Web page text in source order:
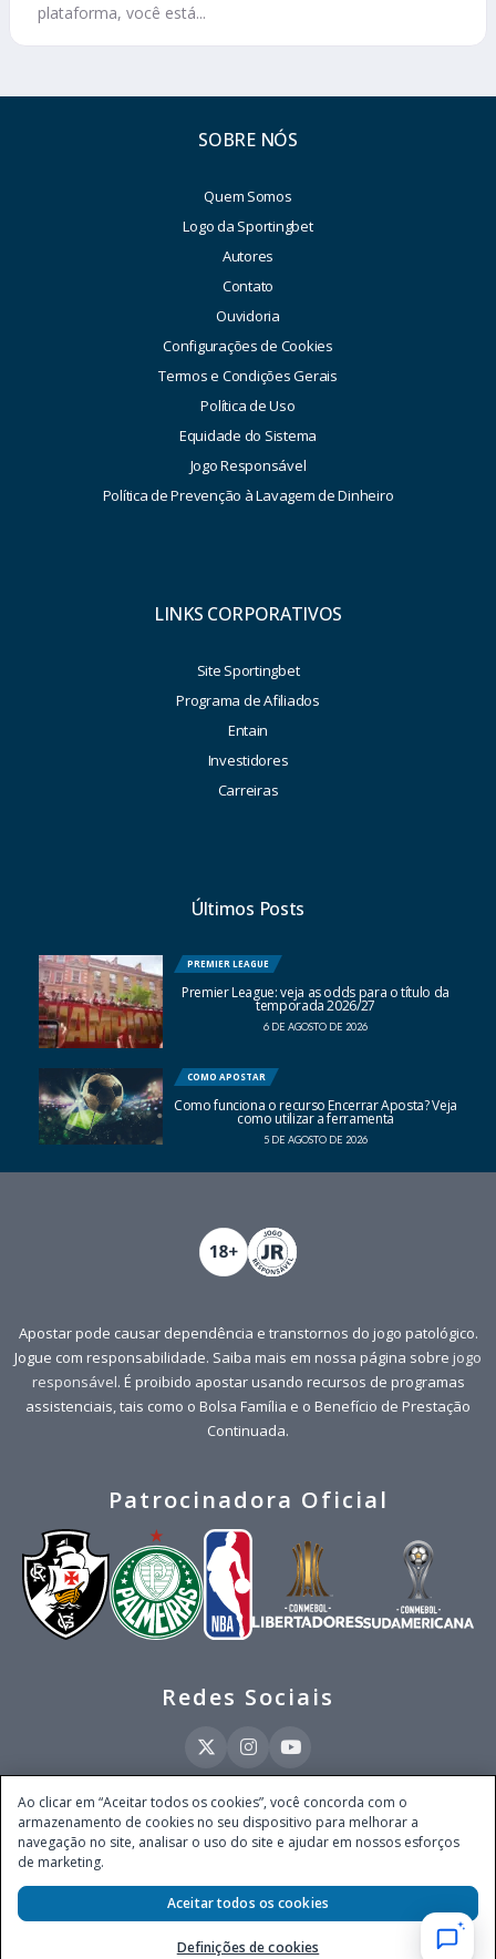
plataforma, você está...
SOBRE NÓS
Quem Somos
Logo da Sportingbet
Autores
Contato
Ouvidoria
Configurações de Cookies
Termos e Condições Gerais
Política de Uso
Equidade do Sistema
Jogo Responsável
Política de Prevenção à Lavagem de Dinheiro
LINKS CORPORATIVOS
Site Sportingbet
Programa de Afiliados
Entain
Investidores
Carreiras
Últimos Posts
PREMIER LEAGUE
Premier League: veja as odds para o título da
temporada 2026/27
6 DE AGOSTO DE 2026
COMO APOSTAR
Como funciona o recurso Encerrar Aposta? Veja
como utilizar a ferramenta
5 DE AGOSTO DE 2026
Apostar pode causar dependência e transtornos do jogo patológico.
Jogue com responsabilidade. Saiba mais em nossa página sobre jogo
responsável. É proibido apostar usando recursos de programas
assistenciais, tais como o Bolsa Família e o Benefício de Prestação
Continuada.
Patrocinadora Oficial
Redes Sociais
Este site é operado pela Ventmear Brasil LTDA (CNPJ 52.868.380/0001-84), com
endereço na Avenida Brigadeiro Faria Lima, nº 4.055, 3º andar, Itaim Bibi, no
Município de São Paulo, Estado de São Paulo, CEP 04538-133, Brasil - empresa
Secretaria de Prêmios e Apostas do Ministério da Fazenda, conforme Portaria nº
247, de 07.02.2025, publicada no DOU em 11.2.2025.
Ao clicar em “Aceitar todos os cookies”, você concorda com o
armazenamento de cookies no seu dispositivo para melhorar a
navegação no site, analisar o uso do site e ajudar em nossos esforços
de marketing.
Definições de cookies
Aceitar todos os cookies